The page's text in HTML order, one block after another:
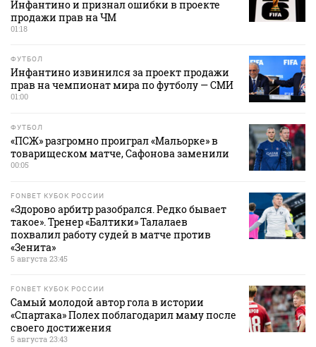
Инфантино и признал ошибки в проекте
продажи прав на ЧМ
01:18
ФУТБОЛ
Инфантино извинился за проект продажи
прав на чемпионат мира по футболу — СМИ
01:00
ФУТБОЛ
«ПСЖ» разгромно проиграл «Мальорке» в
товарищеском матче, Сафонова заменили
00:05
FONBET КУБОК РОССИИ
«Здорово арбитр разобрался. Редко бывает
такое». Тренер «Балтики» Талалаев
похвалил работу судей в матче против
«Зенита»
5 августа 23:45
FONBET КУБОК РОССИИ
Самый молодой автор гола в истории
«Спартака» Полех поблагодарил маму после
своего достижения
5 августа 23:43